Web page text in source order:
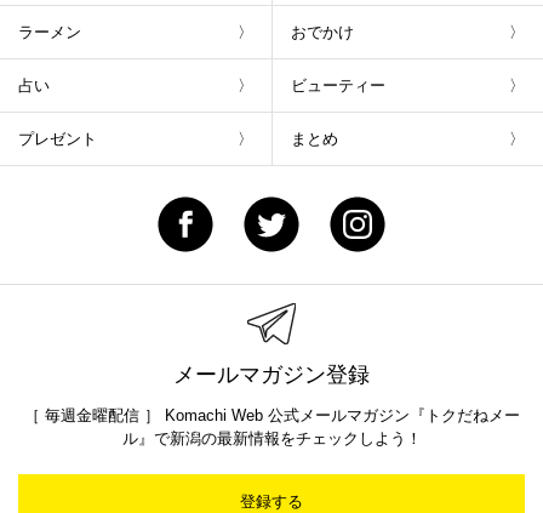
ラーメン おでかけ
占い ビューティー
プレゼント まとめ
メールマガジン登録
［ 毎週金曜配信 ］ Komachi Web 公式メールマガジン『トクだねメー
ル』で新潟の最新情報をチェックしよう！
登録する